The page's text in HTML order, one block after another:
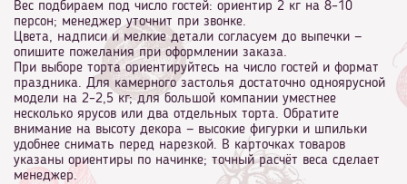
Вес подбираем под число гостей: ориентир 2 кг на 8–10
персон; менеджер уточнит при звонке.
Цвета, надписи и мелкие детали согласуем до выпечки —
опишите пожелания при оформлении заказа.
При выборе торта ориентируйтесь на число гостей и формат
праздника. Для камерного застолья достаточно одноярусной
модели на 2–2,5 кг; для большой компании уместнее
несколько ярусов или два отдельных торта. Обратите
внимание на высоту декора — высокие фигурки и шпильки
удобнее снимать перед нарезкой. В карточках товаров
указаны ориентиры по начинке; точный расчёт веса сделает
менеджер.